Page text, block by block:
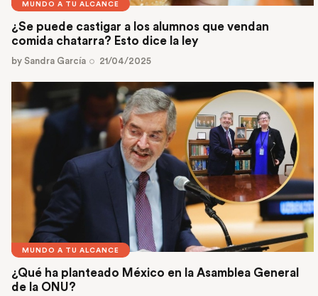
MUNDO A TU ALCANCE
¿Se puede castigar a los alumnos que vendan
comida chatarra? Esto dice la ley
by Sandra García 21/04/2025
MUNDO A TU ALCANCE
¿Qué ha planteado México en la Asamblea General
de la ONU?